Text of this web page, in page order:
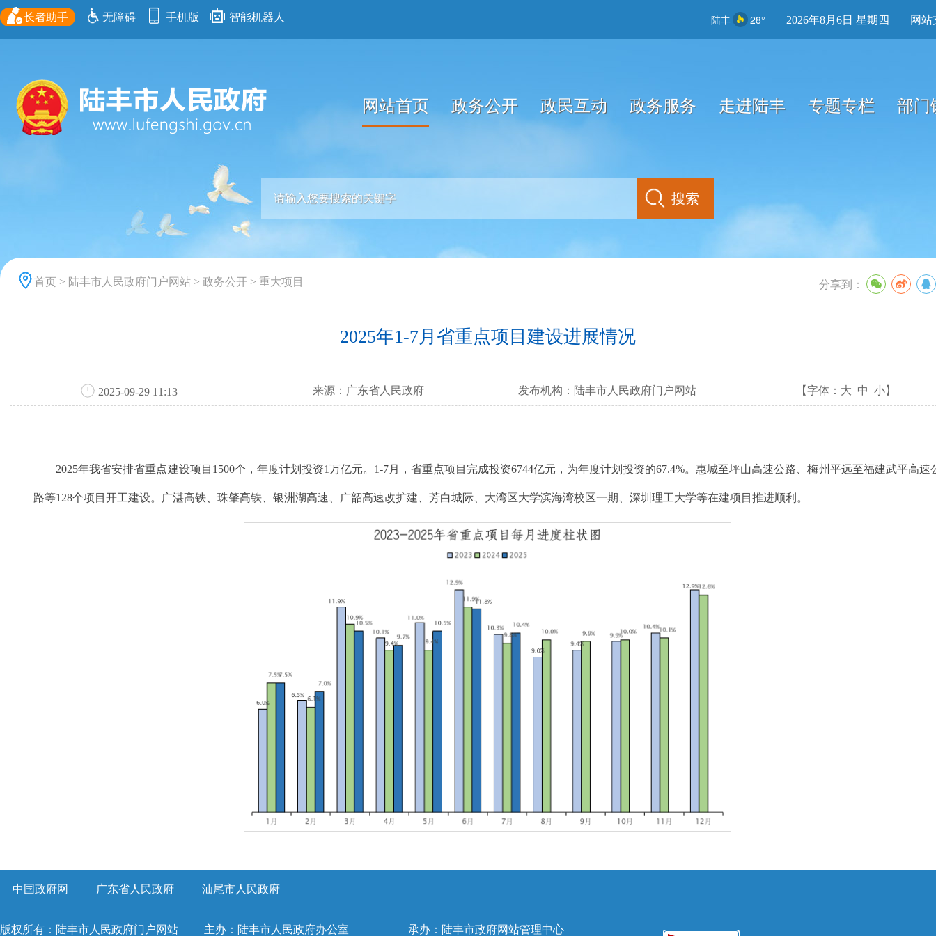
长者助手 无障碍 手机版 智能机器人 陆丰 28° 2026年8月6日 星期四 网站
网站首页 政务公开 政民互动 政务服务 走进陆丰 专题专栏 部门
首页 > 陆丰市人民政府门户网站 > 政务公开 > 重大项目 分享到：
2025年1-7月省重点项目建设进展情况
2025-09-29 11:13 来源： 广东省人民政府 发布机构： 陆丰市人民政府门户网站 【字体： 大 中 小】
2025年我省安排省重点建设项目1500个，年度计划投资1万亿元。1-7月，省重点项目完成投资6744亿元，为年度计划投资的67.4%。惠城至坪山高速公路、梅州平远至福建武平高速
路等128个项目开工建设。广湛高铁、珠肇高铁、银洲湖高速、广韶高速改扩建、芳白城际、大湾区大学滨海湾校区一期、深圳理工大学等在建项目推进顺利。
中国政府网 广东省人民政府 汕尾市人民政府
版权所有：陆丰市人民政府门户网站 主办：陆丰市人民政府办公室 承办：陆丰市政府网站管理中心